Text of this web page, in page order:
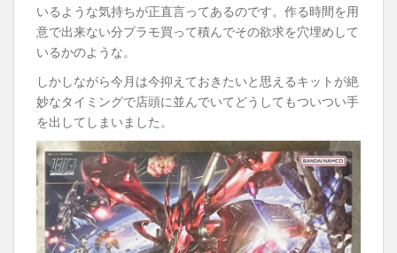
いるような気持ちが正直言ってあるのです。作る時間を用
意で出来ない分プラモ買って積んでその欲求を穴埋めして
いるかのような。
しかしながら今月は今抑えておきたいと思えるキットが絶
妙なタイミングで店頭に並んでいてどうしてもついつい手
を出してしまいました。